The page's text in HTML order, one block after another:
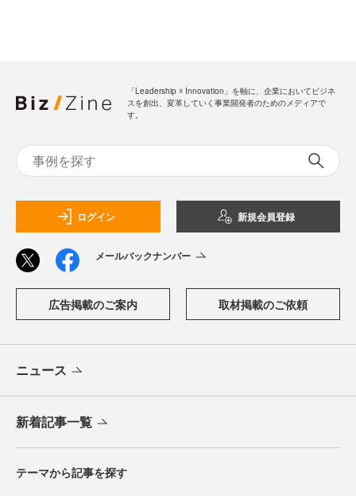
「Leadership ☓ Innovation」を軸に、企業においてビジネ
スを創出、変革していく事業開発者のためのメディアで
す。
ログイン 新規会員登録
メールバックナンバー
広告掲載のご案内 取材掲載のご依頼
ニュース
新着記事一覧
テーマから記事を探す